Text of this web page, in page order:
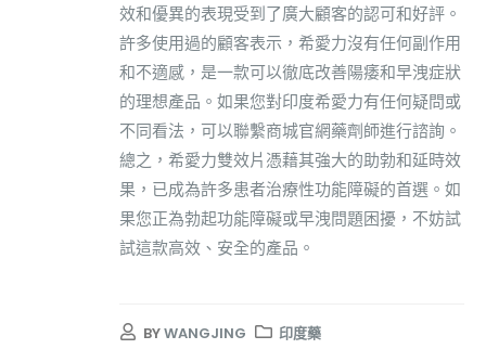
效和優異的表現受到了廣大顧客的認可和好評。
許多使用過的顧客表示，希愛力沒有任何副作用
和不適感，是一款可以徹底改善陽痿和早洩症狀
的理想產品。如果您對印度希愛力有任何疑問或
不同看法，可以聯繫商城官網藥劑師進行諮詢。
總之，希愛力雙效片憑藉其強大的助勃和延時效
果，已成為許多患者治療性功能障礙的首選。如
果您正為勃起功能障礙或早洩問題困擾，不妨試
試這款高效、安全的產品。
BYWANGJING
印度藥